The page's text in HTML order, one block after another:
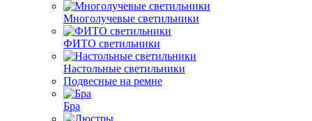
Многолучевые светильники
ФИТО светильники
Настольные светильники
Подвесные на ремне
Бра